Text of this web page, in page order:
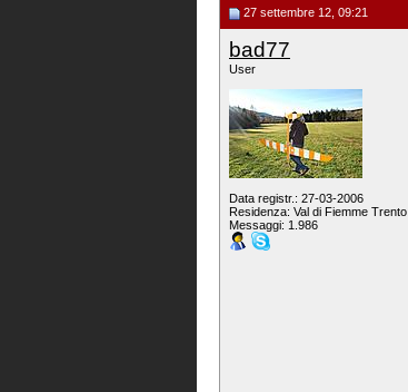
27 settembre 12, 09:21
bad77
User
Data registr.: 27-03-2006
Residenza: Val di Fiemme Trento
Messaggi: 1.986